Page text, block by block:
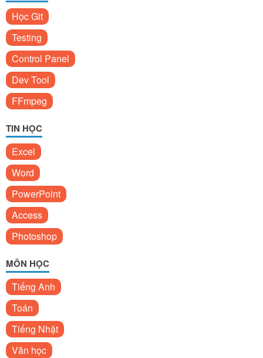
Học Git
Testing
Control Panel
Dev Tool
FFmpeg
TIN HỌC
Excel
Word
PowerPoint
Access
Photoshop
MÔN HỌC
Tiếng Anh
Toán
Tiếng Nhật
Văn học